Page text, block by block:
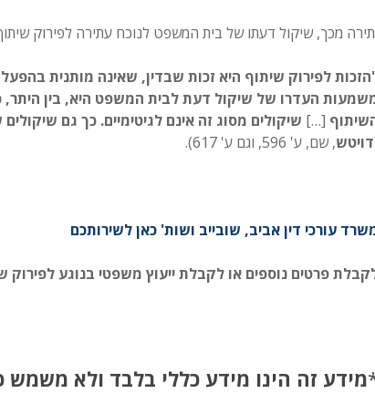
מכך, שיקול דעתו של בית המשפט לנוכח עתירה לפירוק
לפירוק שיתוף היא זכות שבדין, שאינה מותנית
העדרו של שיקול דעת לבית המשפט היא, בין היתר,
[…] שיקולים מסוג זה אינם לגיטימיים. כך גם
דויטש, שם, ע' 596, וגם ע' 617).
עורכי דין אביב, שובייב ושות' כאן לשירותכם
פרטים נוספים או לקבלת ייעוץ משפטי בנוגע לפירוק
מידע זה הינו מידע כללי בלבד ולא משמש